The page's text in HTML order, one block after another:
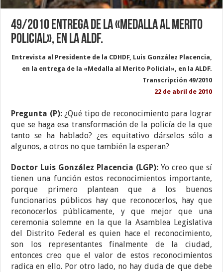
49/2010 Entrega de la «Medalla al Merito
Policial», en la ALDF.
Entrevista al Presidente de la CDHDF, Luis González Placencia,
en la entrega de la «Medalla al Merito Policial», en la ALDF.
Transcripción 49/2010
22 de abril de 2010
Pregunta (P):¿Qué tipo de reconocimiento para lograr
que se haga esa transformación de la policía de la que
tanto se ha hablado? ¿es equitativo dárselos sólo a
algunos, a otros no que también la esperan?
Doctor Luis González Placencia (LGP): Yo creo que sí
tienen una función estos reconocimientos importante,
porque primero plantean que a los buenos
funcionarios públicos hay que reconocerlos, hay que
reconocerlos públicamente, y que mejor que una
ceremonia solemne en la que la Asamblea Legislativa
del Distrito Federal es quien hace el reconocimiento,
son los representantes finalmente de la ciudad,
entonces creo que el valor de estos reconocimientos
radica en ello. Por otro lado, no hay duda de que debe